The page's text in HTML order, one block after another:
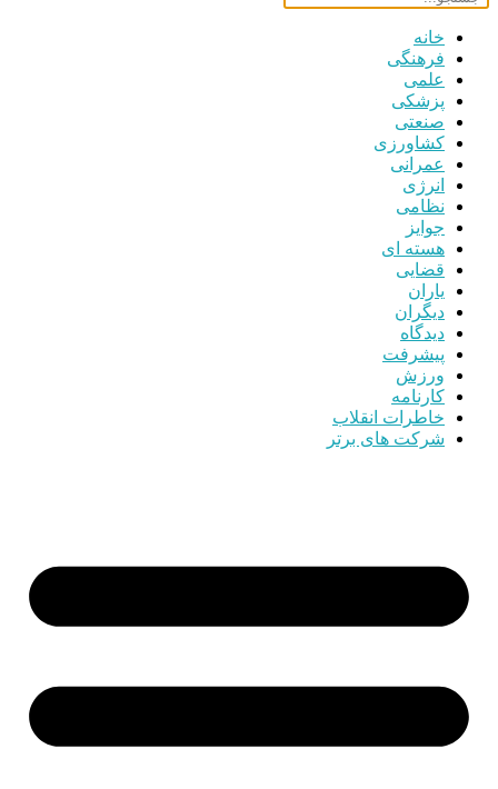
خانه
فرهنگی
علمی
پزشکی
صنعتی
کشاورزی
عمرانی
انرژی
نظامی
جوایز
هسته ای
قضایی
یاران
دیگران
دیدگاه
پیشرفت
ورزش
کارنامه
خاطرات انقلاب
شرکت های برتر